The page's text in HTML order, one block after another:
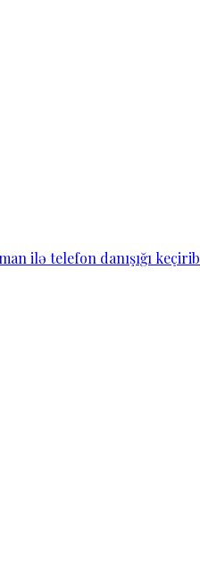
ilə telefon danışığı keçirib